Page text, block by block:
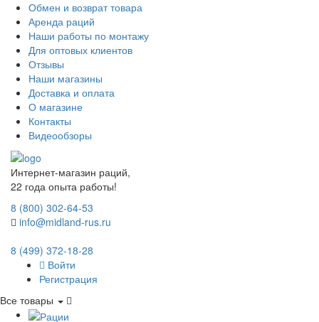
Обмен и возврат товара
Аренда раций
Наши работы по монтажу
Для оптовых клиентов
Отзывы
Наши магазины
Доставка и оплата
О магазине
Контакты
Видеообзоры
Интернет-магазин раций,
22 года опыта работы!
8 (800) 302-64-53
info@midland-rus.ru
8 (499) 372-18-28
Войти
Регистрация
Все товары